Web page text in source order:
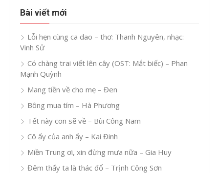
Bài viết mới
Lỗi hẹn cùng ca dao – thơ: Thanh Nguyên, nhạc:
Vinh Sử
Có chàng trai viết lên cây (OST: Mắt biếc) – Phan
Mạnh Quỳnh
Mang tiền về cho mẹ – Đen
Bông mua tím – Hà Phương
Tết này con sẽ về – Bùi Công Nam
Cô ấy của anh ấy – Kai Đinh
Miền Trung ơi, xin đừng mưa nữa – Gia Huy
Đêm thấy ta là thác đổ – Trịnh Công Sơn